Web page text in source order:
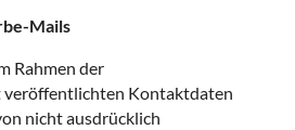
Mails
Rahmen der
veröffentlichten Kontaktdaten
nicht ausdrücklich